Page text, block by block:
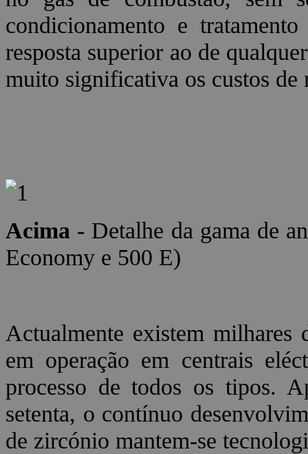
condicionamento e
resposta superior ao de
muito significativa os custos de
Acima - Detalhe da gama de
Economy e 500 E)
Actualmente existem milhares
em operação em centrais
processo de todos os tipos.
setenta, o contínuo
de zircónio mantem-se